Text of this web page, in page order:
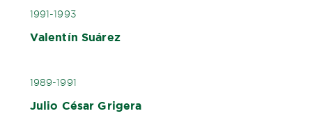
1991-1993
Valentín Suárez
1989-1991
Julio César Grigera